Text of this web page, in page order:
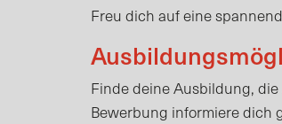
Freu dich auf eine
Finde deine Ausbildung,
Bewerbung informiere dich